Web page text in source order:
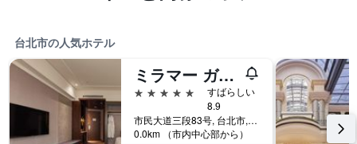
台北市の人気ホテル
ミラマー ガーデン タイペイ
5つ星
すばらしい
8.9
市民大道三段83号, 台北市, 台湾
0.0km （市内中心部から）